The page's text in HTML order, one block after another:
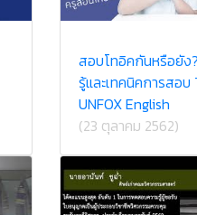
สอบโทอิคกันหรือยัง
รู้และเทคนิคการสอบ
UNFOX English
(23 ตุลาคม 2562)